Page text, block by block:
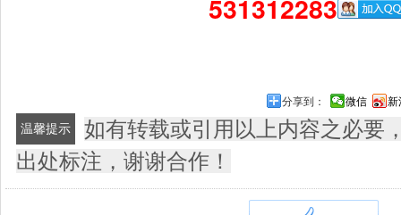
531312283
分享到： 微信 新
温馨提示
如有转载或引用以上内容之必要
出处标注，谢谢合作！